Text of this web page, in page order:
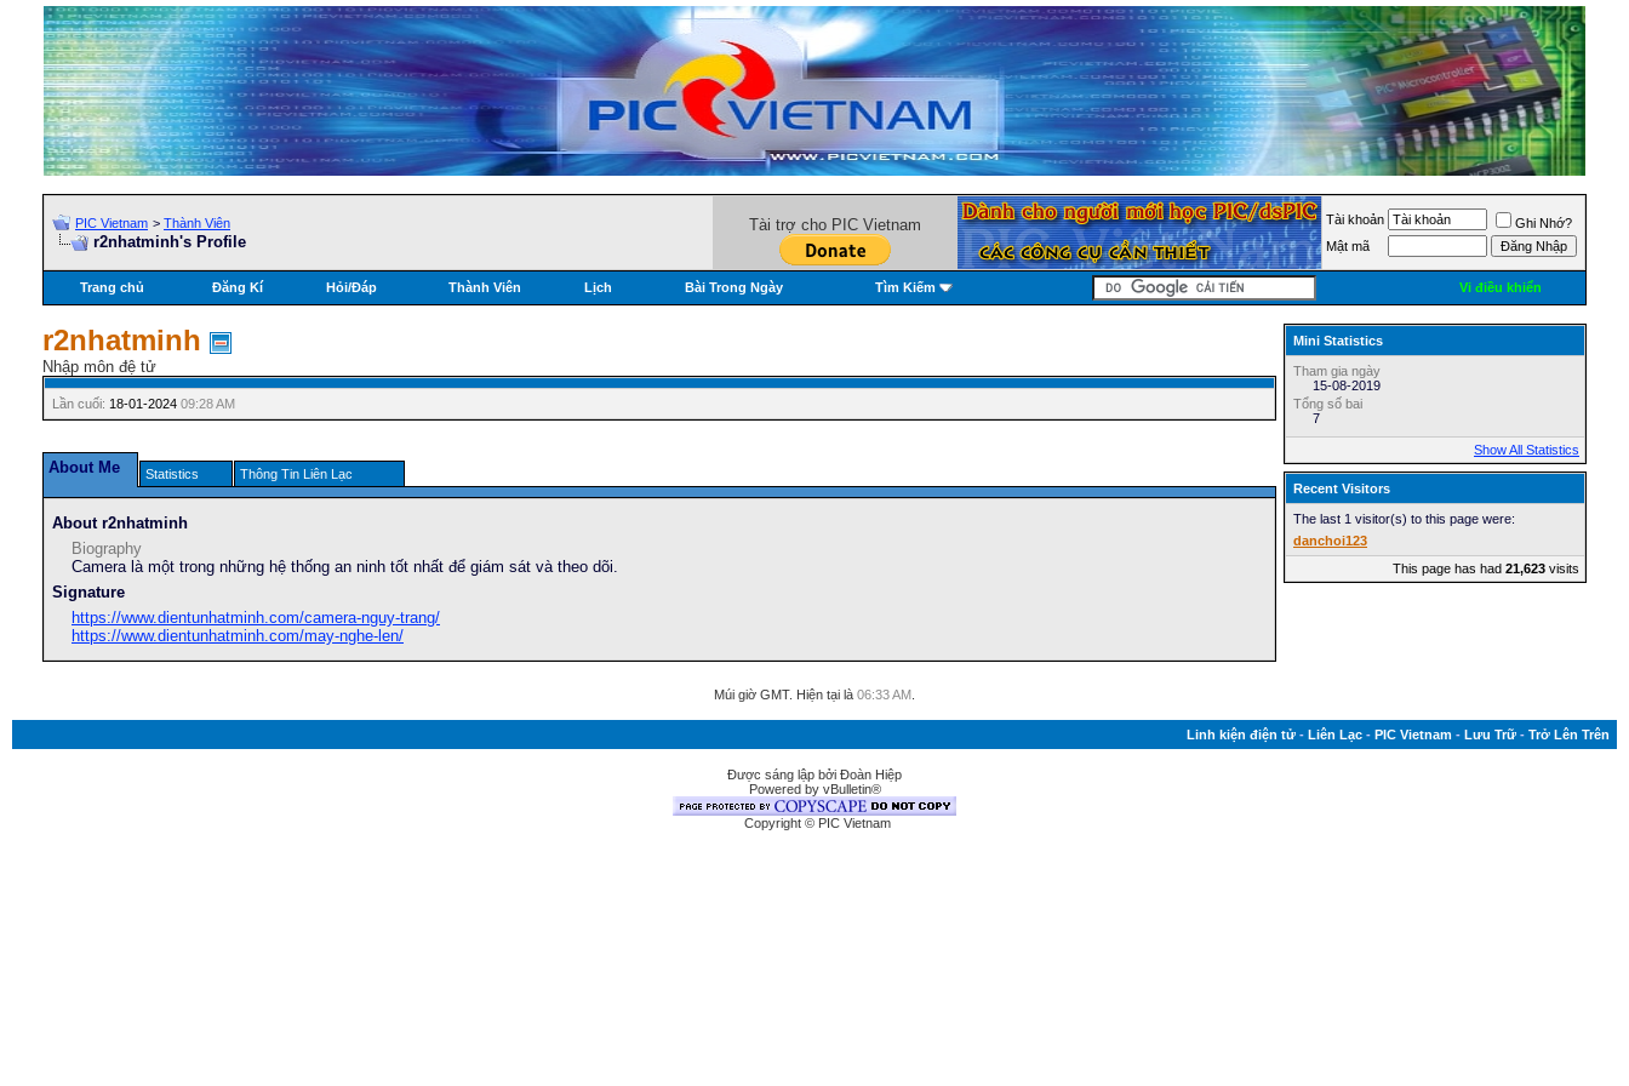
PIC Vietnam > Thành Viên
r2nhatminh's Profile
Tài trợ cho PIC Vietnam Tài khoản
Ghi Nhớ?
Mật mã
Trang chủ Đăng Kí Hỏi/Ðáp Thành Viên Lịch Bài Trong Ngày Tìm Kiếm Vi điều khiển
r2nhatminh
Nhập môn đệ tử
Lần cuối: 18-01-2024 09:28 AM
About Me Statistics Thông Tin Liên Lạc
About r2nhatminh
Biography
Camera là một trong những hệ thống an ninh tốt nhất để giám sát và theo dõi.
Signature
https://www.dientunhatminh.com/camera-nguy-trang/
https://www.dientunhatminh.com/may-nghe-len/
Mini Statistics
Tham gia ngày
15-08-2019
Tổng số bai
7
Show All Statistics
Recent Visitors
The last 1 visitor(s) to this page were:
danchoi123
This page has had 21,623 visits
Múi giờ GMT. Hiện tại là 06:33 AM
Linh kiện điện tử - Liên Lạc - PIC Vietnam - Lưu Trữ - Trở Lên Trên
Được sáng lập bởi Đoàn Hiệp
Powered by vBulletin®
Copyright © PIC Vietnam